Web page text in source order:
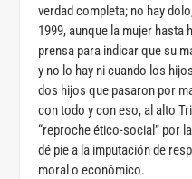
verdad completa; no hay
1999, aunque la mujer hasta
prensa para indicar que su
y no lo hay ni cuando los
dos hijos que pasaron por
con todo y con eso, al alto
“reproche ético-social” por
dé pie a la imputación de
moral o económico.